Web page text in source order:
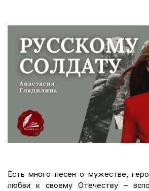
Есть много песен о мужестве,
любви к своему Отечеству –